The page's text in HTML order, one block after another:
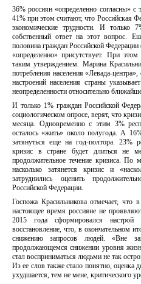
36% россиян «определенно согласны» с
41% при этом считают, что Российская
экономические трудности. И только
собственный ответ на этот вопрос.
половина граждан Российской
«определенно» присутствует. При
таким утверждением. Марина
потребления населения «Левада-
настроений населения страны
неопределенности относительно
И только 1% граждан Российской
социологическом опросе, верят, что
месяца. Одновременно с этим 3%
осталось «жить» около полугода. А
затянуться еще на год-полтора. 23%
кризис в стране будет длиться не
продолжительное течение кризиса. По
насколько затянется кризис и
затруднились оценить
Российской Федерации.
Госпожа Красильникова отмечает,
настоящее время россияне не
2015 года сформировался
восстановление, что, в окончательном
снижению запросов людей. «Вне
продолжающемся снижении уровня
стал восприниматься людьми не так
Из ее слов также стало понятно, оценка
ухудшается, тем не мене, критического